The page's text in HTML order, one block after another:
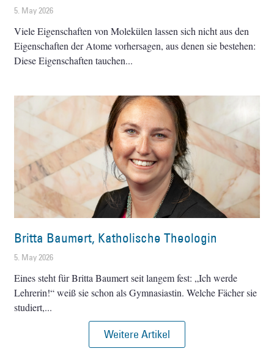
5. May 2026
Viele Eigenschaften von Molekülen lassen sich nicht aus den
Eigenschaften der Atome vorhersagen, aus denen sie bestehen:
Diese Eigenschaften tauchen
Britta Baumert, Katholische Theologin
5. May 2026
Eines steht für Britta Baumert seit langem fest: „Ich werde
Lehrerin!“ weiß sie schon als Gymnasiastin. Welche Fächer sie
studiert,
Weitere Artikel